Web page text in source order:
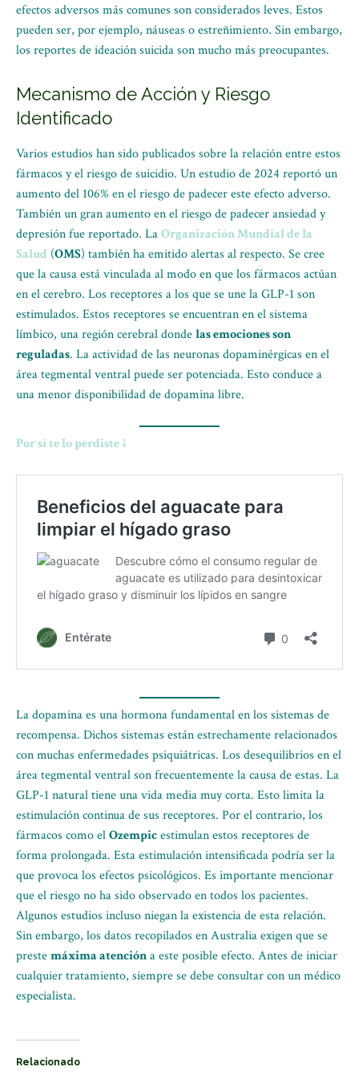
efectos adversos más comunes son considerados leves. Estos
pueden ser, por ejemplo, náuseas o estreñimiento. Sin embargo,
los reportes de ideación suicida son mucho más preocupantes.
Mecanismo de Acción y Riesgo
Identificado
Varios estudios han sido publicados sobre la relación entre estos
fármacos y el riesgo de suicidio. Un estudio de 2024 reportó un
aumento del 106% en el riesgo de padecer este efecto adverso.
También un gran aumento en el riesgo de padecer ansiedad y
depresión fue reportado. LaOrganización Mundial de la
Salud (OMS) también ha emitido alertas al respecto. Se cree
que la causa está vinculada al modo en que los fármacos actúan
en el cerebro. Los receptores a los que se une la GLP-1 son
estimulados. Estos receptores se encuentran en el sistema
límbico, una región cerebral dondelas emociones son
reguladas. La actividad de las neuronas dopaminérgicas en el
área tegmental ventral puede ser potenciada. Esto conduce a
una menor disponibilidad de dopamina libre.
Por sí te lo perdiste ↓
La dopamina es una hormona fundamental en los sistemas de
recompensa. Dichos sistemas están estrechamente relacionados
con muchas enfermedades psiquiátricas. Los desequilibrios en el
área tegmental ventral son frecuentemente la causa de estas. La
GLP-1 natural tiene una vida media muy corta. Esto limita la
estimulación continua de sus receptores. Por el contrario, los
fármacos como elOzempicestimulan estos receptores de
forma prolongada. Esta estimulación intensificada podría ser la
que provoca los efectos psicológicos. Es importante mencionar
que el riesgo no ha sido observado en todos los pacientes.
Algunos estudios incluso niegan la existencia de esta relación.
Sin embargo, los datos recopilados en Australia exigen que se
prestemáxima atencióna este posible efecto. Antes de iniciar
cualquier tratamiento, siempre se debe consultar con un médico
especialista.
Relacionado